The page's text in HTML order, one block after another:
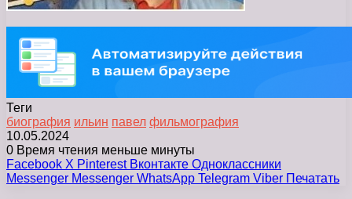
Теги
биография ильин павел фильмография
10.05.2024
0 Время чтения меньше минуты
Facebook X Pinterest Вконтакте Одноклассники
Messenger Messenger WhatsApp Telegram Viber Печатать